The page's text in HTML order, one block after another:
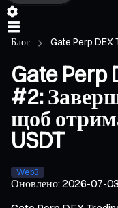
Блог Gate Perp DEX
Gate Perp
#2:
щоб
USDT
Web3
Оновлено:2026-07-